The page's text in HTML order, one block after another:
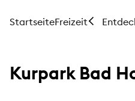
StartseiteFreizeit
Kurpark Bad